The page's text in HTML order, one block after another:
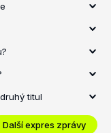
titul
Další expres zprávy